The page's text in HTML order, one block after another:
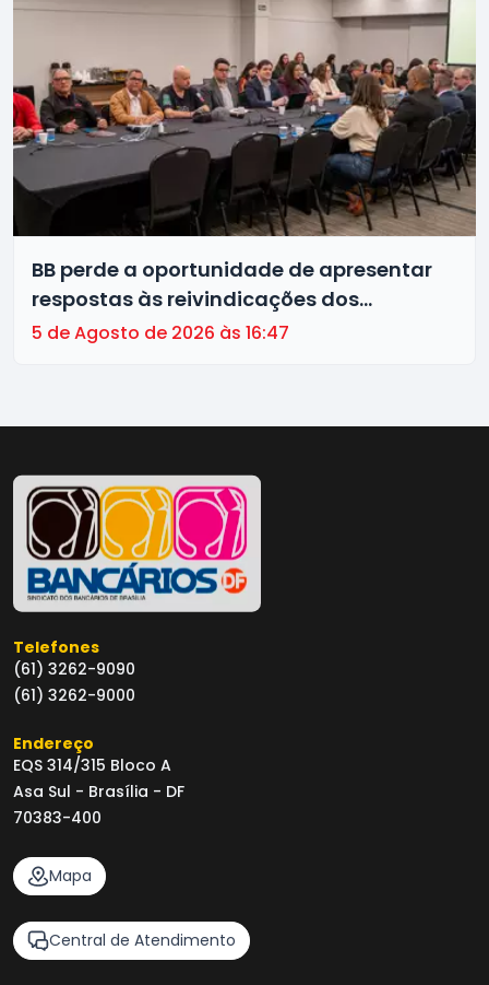
BB perde a oportunidade de apresentar
respostas às reivindicações dos
trabalhadores
5 de Agosto de 2026 às 16:47
Telefones
(61) 3262-9090
(61) 3262-9000
Endereço
EQS 314/315 Bloco A
Asa Sul - Brasília - DF
70383-400
Mapa
Central de Atendimento